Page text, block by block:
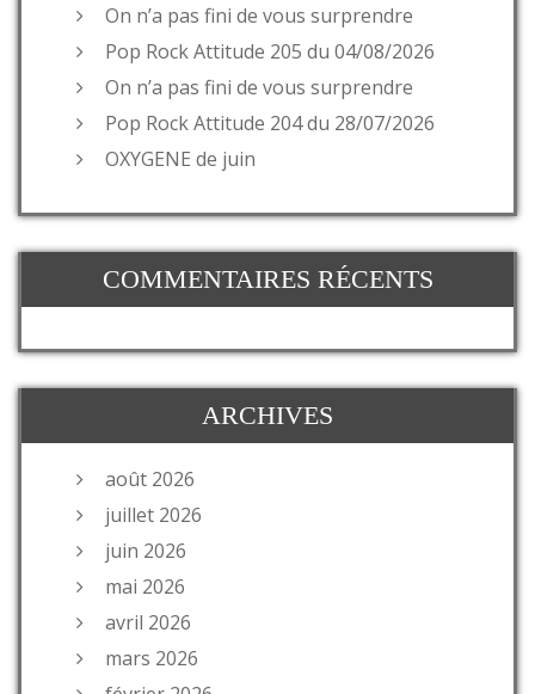
On n’a pas fini de vous surprendre
Pop Rock Attitude 205 du 04/08/2026
On n’a pas fini de vous surprendre
Pop Rock Attitude 204 du 28/07/2026
OXYGENE de juin
COMMENTAIRES RÉCENTS
ARCHIVES
août 2026
juillet 2026
juin 2026
mai 2026
avril 2026
mars 2026